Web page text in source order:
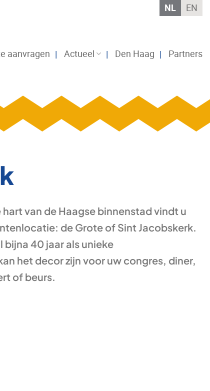
NL EN
aanvragen Actueel Den Haag Partners
van de Haagse binnenstad vindt u
de Grote of Sint Jacobskerk.
bijna 40 jaar als unieke
het decor zijn voor uw congres, diner,
of beurs.